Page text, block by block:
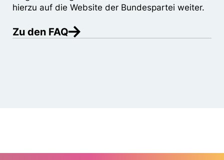
hierzu auf die Website der Bundespartei weiter.
Zu den FAQ